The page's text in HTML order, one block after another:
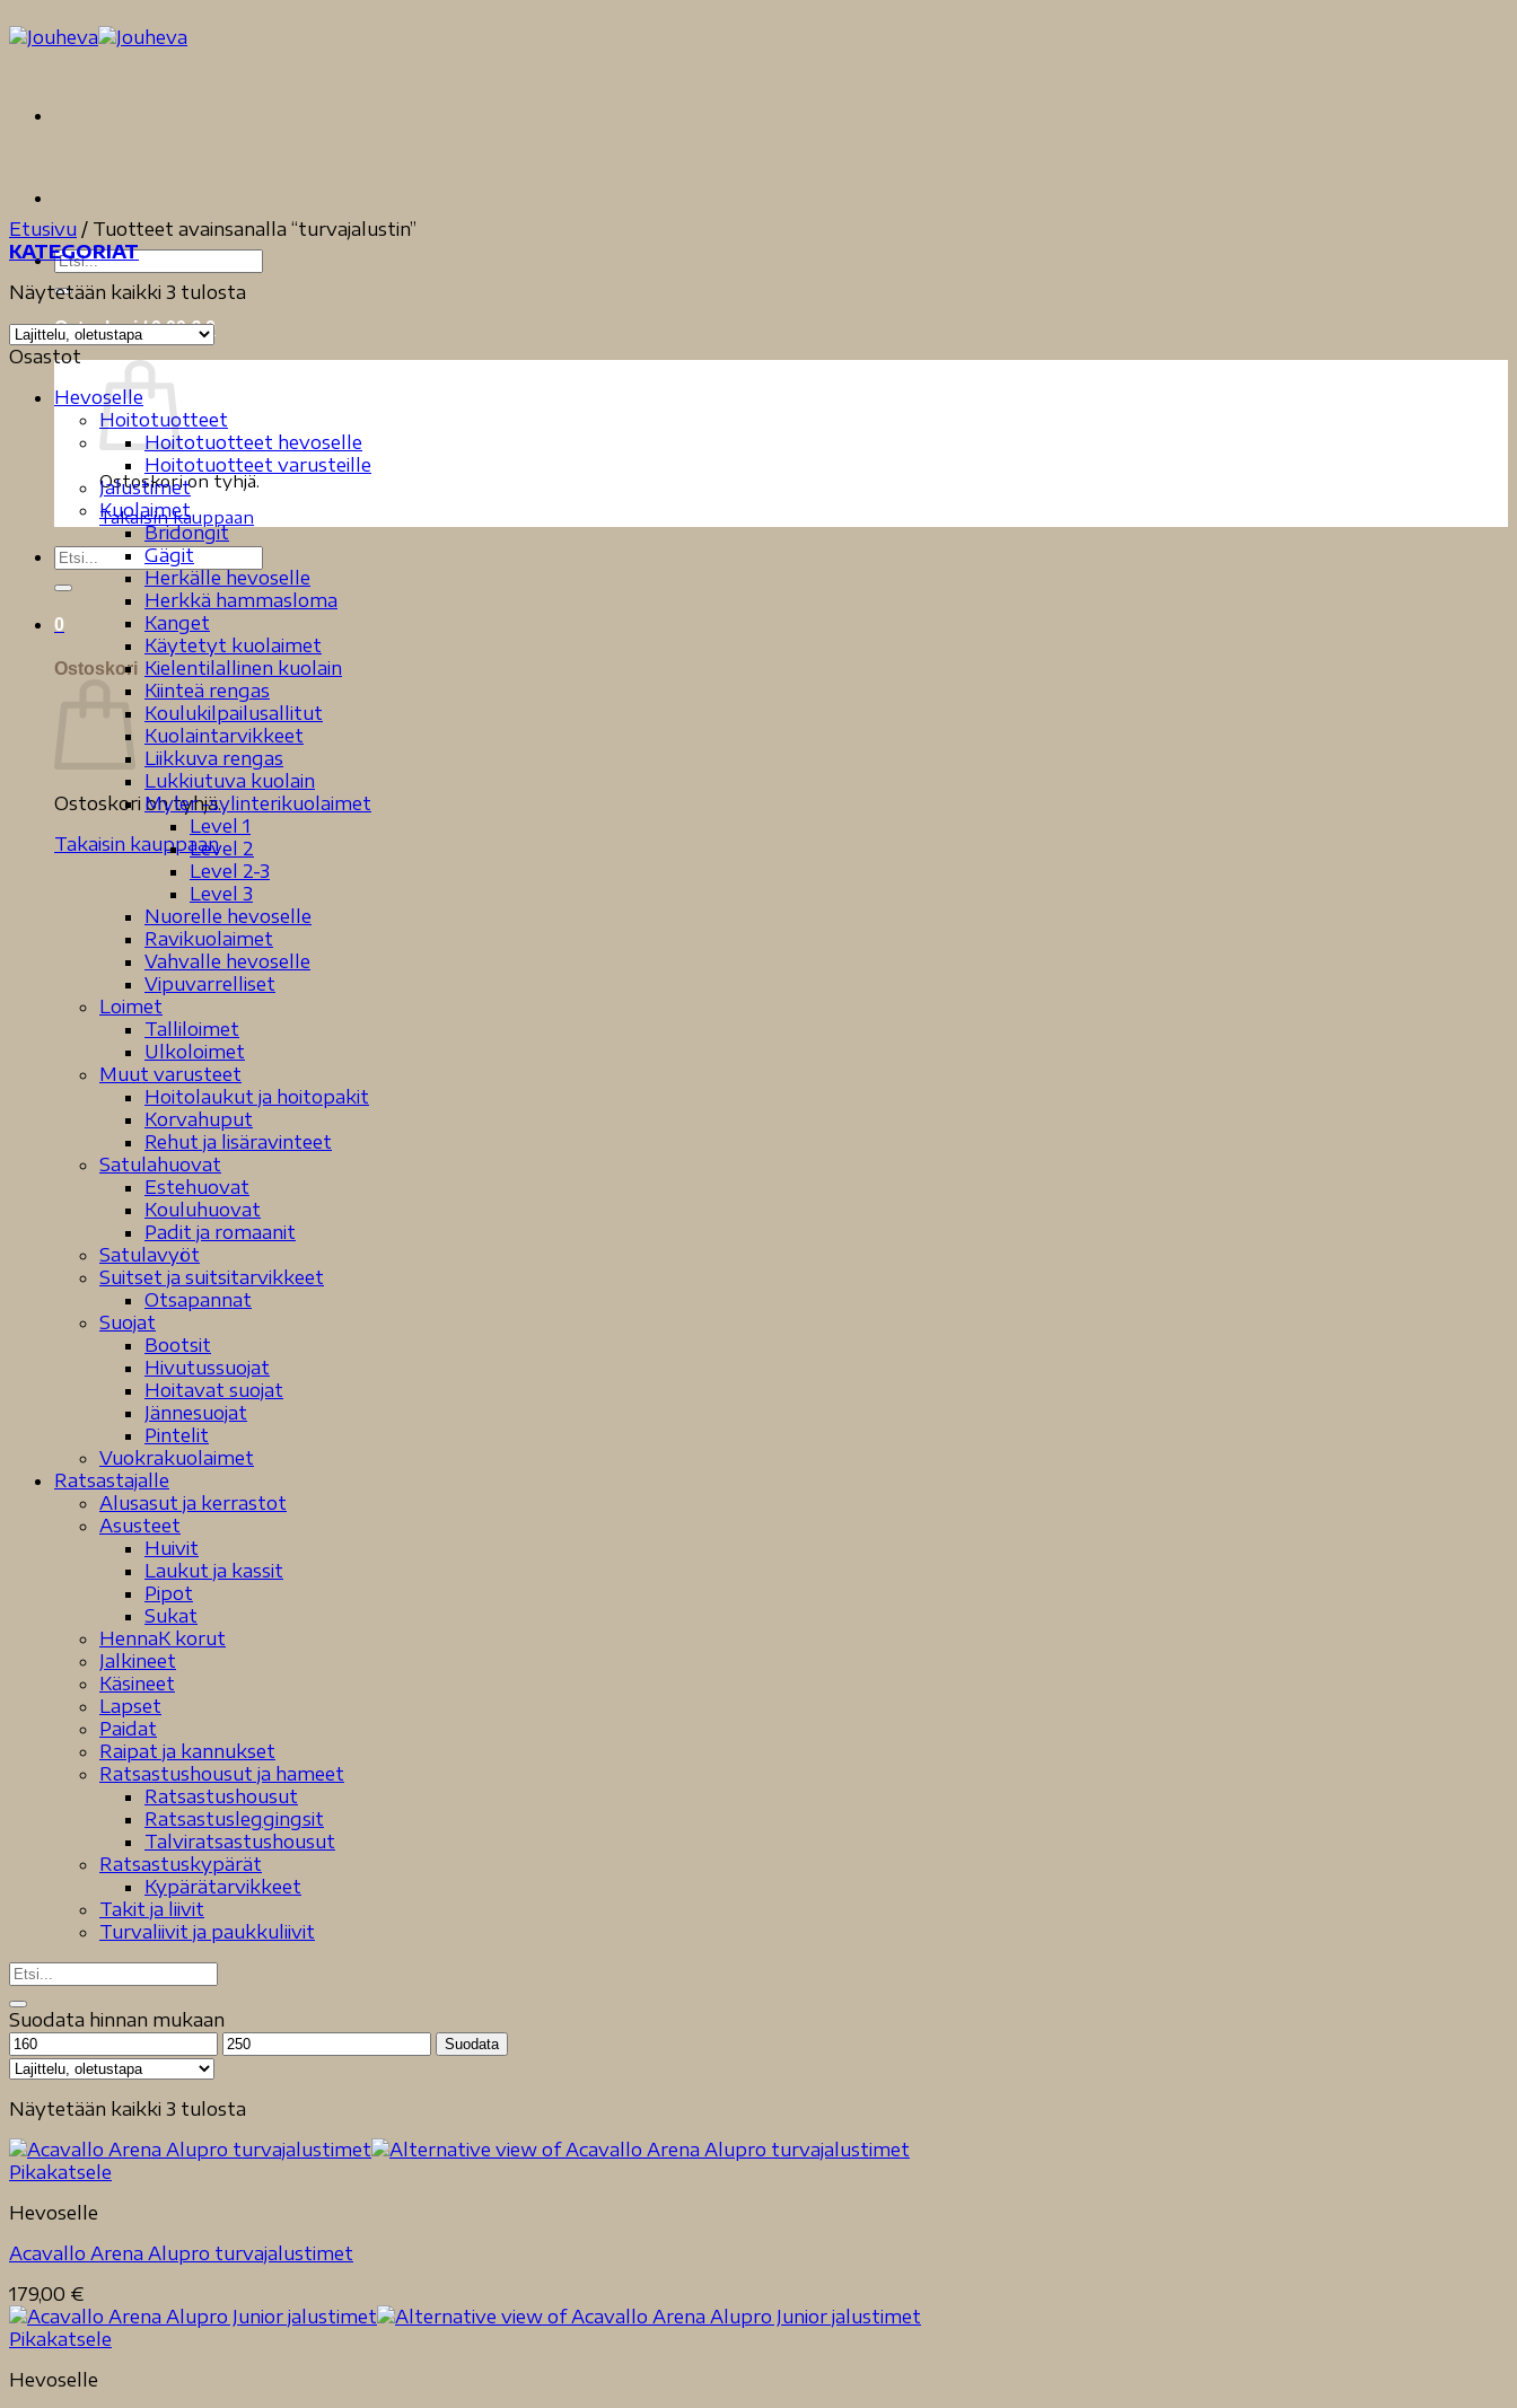
to
Etsi:
Ostoskori /0,00€ 0
Ostoskori on tyhjä.
Takaisin kauppaan
Etsi:
0
Ostoskori
Ostoskori on tyhjä.
Takaisin kauppaan
Etusivu / Tuotteet avainsanalla “turvajalustin”
KATEGORIAT
Näytetään kaikki 3 tulosta
Osastot
Hevoselle
Hoitotuotteet
Hoitotuotteet hevoselle
Hoitotuotteet varusteille
Jalustimet
Kuolaimet
Bridongit
Gägit
Herkälle hevoselle
Herkkä hammasloma
Kanget
Käytetyt kuolaimet
Kielentilallinen kuolain
Kiinteä rengas
Koulukilpailusallitut
Kuolaintarvikkeet
Liikkuva rengas
Lukkiutuva kuolain
Myler -sylinterikuolaimet
Level 1
Level 2
Level 2-3
Level 3
Nuorelle hevoselle
Ravikuolaimet
Vahvalle hevoselle
Vipuvarrelliset
Loimet
Talliloimet
Ulkoloimet
Muut varusteet
Hoitolaukut ja hoitopakit
Korvahuput
Rehut ja lisäravinteet
Satulahuovat
Estehuovat
Kouluhuovat
Padit ja romaanit
Satulavyöt
Suitset ja suitsitarvikkeet
Otsapannat
Suojat
Bootsit
Hivutussuojat
Hoitavat suojat
Jännesuojat
Pintelit
Vuokrakuolaimet
Ratsastajalle
Alusasut ja kerrastot
Asusteet
Huivit
Laukut ja kassit
Pipot
Sukat
HennaK korut
Jalkineet
Käsineet
Lapset
Paidat
Raipat ja kannukset
Ratsastushousut ja hameet
Ratsastushousut
Ratsastusleggingsit
Talviratsastushousut
Ratsastuskypärät
Kypärätarvikkeet
Takit ja liivit
Turvaliivit ja paukkuliivit
Suodata hinnan mukaan
Minimihinta
Maksimihinta Suodata
Näytetään kaikki 3 tulosta
Pikakatsele
Hevoselle
Acavallo Arena Alupro turvajalustimet
179,00 €
Pikakatsele
Hevoselle